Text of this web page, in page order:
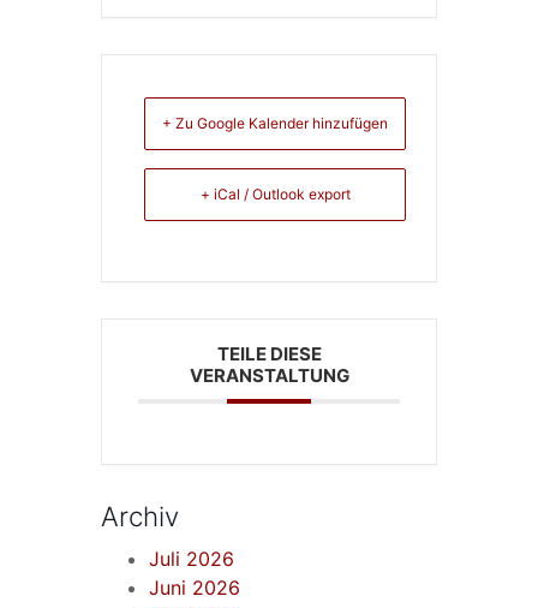
+ Zu Google Kalender hinzufügen
+ iCal / Outlook export
TEILE DIESE
VERANSTALTUNG
Archiv
Juli 2026
Juni 2026